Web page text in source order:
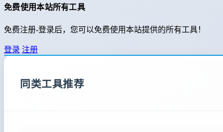
免费使用本站所有工具
免费注册-登录后，您可以免费使用本站提供的所有工具！
登录 注册
同类工具推荐